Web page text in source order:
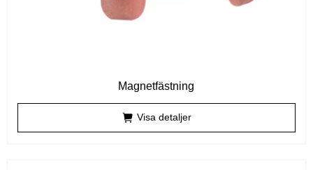
Magnetfästning
Visa detaljer